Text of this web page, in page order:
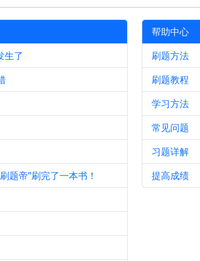
生了
题帝”刷完了一本书！
帮助中心
刷题方法
刷题教程
学习方法
常见问题
习题详解
提高成绩